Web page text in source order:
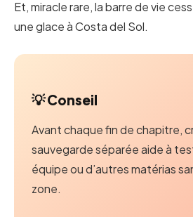
Et, miracle rare, la barre de vie
une glace à Costa del Sol.
💡 Conseil
Avant chaque fin de chapitre,
sauvegarde séparée aide à
équipe ou d’autres matérias
zone.